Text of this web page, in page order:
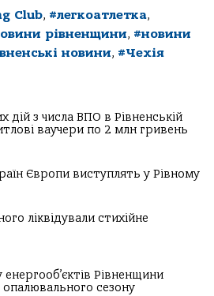
Club, #легкоатлетка,
рівненщини, #новини
новини, #Чехія
дій з числа ВПО в Рівненській
ваучери по 2 млн гривень
Європи виступлять у Рівному
ліквідували стихійне
Рівненщини
сезону